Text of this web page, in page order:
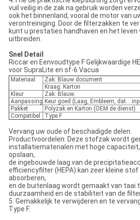
vuil veilig in de zak na gebruik worden
ook het binnenland, vooral de motor van
verontreiniging. Door de filterzakken te
kunt u prestaties handhaven en het
uitbreiden.
Snel Detail
Riccar en Eenvoudtype F Gelijkwaardige
voor SupraLite en sf-6 Vacua
Materiaal
Zak: Blauw document
Kraag: Karton
Kleur
Zak: Blauw.
Aanpassing Keur goed (Laag, Embleem, dat…
Pakket
Polyzak en Karton (OEM de dienst)
Compatibel
Type F
Vervang uw oude of beschadigde delen.
Productvoordelen: Deze stofzak wordt
installatiematerialen met hoge
opslaan,
de ingebouwde laag van de
efficiencyfilter (HEPA) kan zeer kleine
absorberen,
en de buitenlaag wordt gemaakt van taai
duurzaamheid en de stabiliteit van de
5. Gemakkelijk te verwijderen en te
Type F.